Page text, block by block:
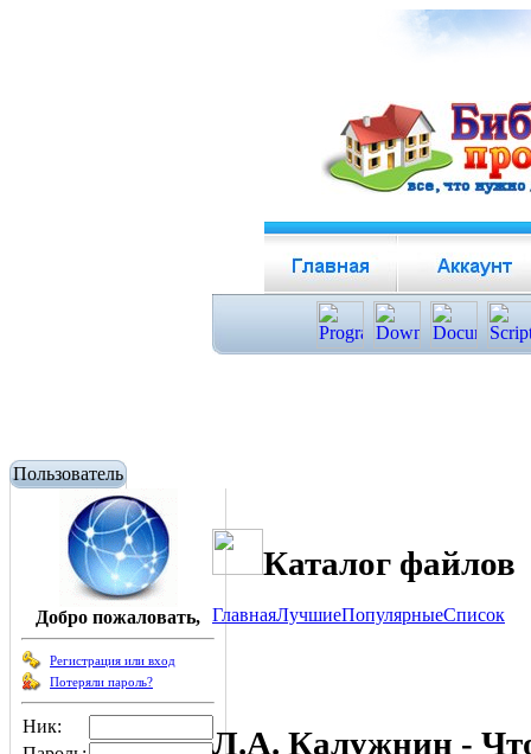
Пользователь
Добро пожаловать,
Регистрация или вход
Потеряли пароль?
Ник:
Каталог файлов
ГлавнаяЛучшиеПопулярныеСписок
Л.А. Калужнин -